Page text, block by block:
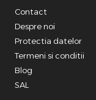
Contact
Despre noi
Protectia datelor
Termeni si conditii
Blog
SAL